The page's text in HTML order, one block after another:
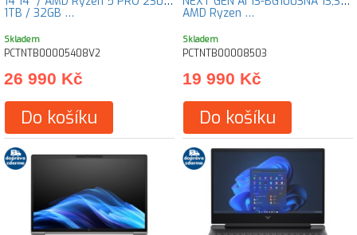
1TB / 32GB …
Skladem
PCTNTB00005408V2
26 990 Kč
Do košíku
AMD Ryzen …
Skladem
PCTNTB00008503
19 990 Kč
Do košíku